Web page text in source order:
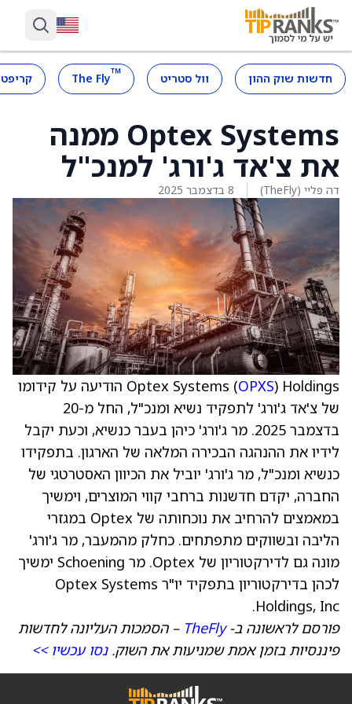
חדשות שוק ההון וול סטריט ™
The Fly
Optex Systems ממנה
את צ'אד ג'ורג' למנכ"ל
דה פליי (TheFly) 8 בדצמבר 2025
Optex Systems (OPXS
) Holdings הודיעה על קידומו
של צ'אד ג'ורג' לתפקיד נשיא ומנכ"ל, החל מ-20
בדצמבר 2025. מר ג'ורג' כיהן בעבר כנשיא, וכעת יקבל
לידיו את ההנהגה הבכירה המלאה של הארגון. בתפקידו
כנשיא ומנכ"ל, מר ג'ורג' יוביל את הכיוון האסטרטגי של
החברה, יקדם חדשנות ברחבי קווי המוצרים, וימשיך
במאמצים להרחיב את נוכחותה של Optex במגזרי
הליבה ובשווקים מתפתחים. כחלק מהמעבר, מר ג'ורג'
מונה גם לדירקטוריון של Optex. מר Schoening ימשיך
לכהן בדירקטוריון בתפקיד יו"ר Optex Systems
Holdings, Inc.
פורסם לראשונה ב-TheFly – הסמכות העליונה לחדשות
פיננסיות בזמן אמת שמניעות את השוק.נסו עכשיו >>